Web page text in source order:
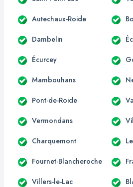
Autechaux-Roide
Dambelin
Écurcey
Mambouhans
Pont-de-Roide
Vermondans
Charquemont
Fournet-Blancheroche
Villers-le-Lac